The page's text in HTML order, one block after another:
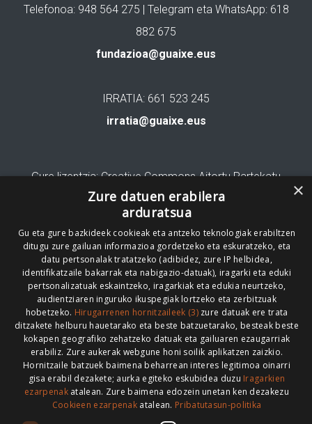
Telefonoa: 948 564 275 | Telegram eta WhatsApp: 618
882 675
fundazioa@guaixe.eus
IRRATIA: 661 523 245
irratia@guaixe.eus
Gure lizentzia: Creative Commons Aitortu Partekatu
Codesyntaxek garatua
HONI BURUZ LEGE OHARRA PUBLIZITATEA
ARAUAK HARREMANETARAKO RSS
>
×
Zure datuen erabilera
arduratsua
Gu eta gure bazkideek cookieak eta antzeko teknologiak erabiltzen
ditugu zure gailuan informazioa gordetzeko eta eskuratzeko, eta
datu pertsonalak tratatzeko (adibidez, zure IP helbidea,
identifikatzaile bakarrak eta nabigazio-datuak), iragarki eta eduki
pertsonalizatuak eskaintzeko, iragarkiak eta edukia neurtzeko,
audientziaren inguruko ikuspegiak lortzeko eta zerbitzuak
hobetzeko. Hirugarrenen hornitzaileek (3)zure datuak ere trata
ditzakete helburu hauetarako eta beste batzuetarako, besteak beste
kokapen geografiko zehatzeko datuak eta gailuaren ezaugarriak
erabiliz. Zure aukerak webgune honi soilik aplikatzen zaizkio.
Hornitzaile batzuek baimena beharrean interes legitimoa oinarri
gisa erabil dezakete; aurka egiteko eskubidea duzu Iragarkien
ezarpenakatalean. Zure baimena edozein unetan ken dezakezu
Cookieen ezarpenak atalean. Pribatutasun-politika